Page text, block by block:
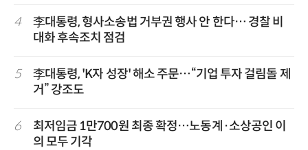
4
李대통령, 형사소송법 거부권 행사 안 한다… 경찰 비
대화 후속조치 점검
5
李대통령, 'K자 성장' 해소 주문…“기업 투자 걸림돌 제
거” 강조도
6
최저임금 1만700원 최종 확정…노동계·소상공인 이
의 모두 기각